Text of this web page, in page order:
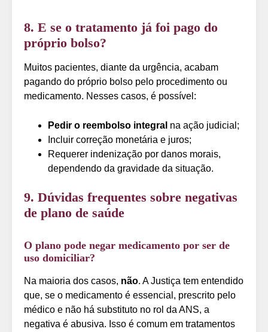
8. E se o tratamento já foi pago do
próprio bolso?
Muitos pacientes, diante da urgência, acabam
pagando do próprio bolso pelo procedimento ou
medicamento. Nesses casos, é possível:
Pedir o reembolso integral na ação judicial;
Incluir correção monetária e juros;
Requerer indenização por danos morais,
dependendo da gravidade da situação.
9. Dúvidas frequentes sobre negativas
de plano de saúde
O plano pode negar medicamento por ser de
uso domiciliar?
Na maioria dos casos, não. A Justiça tem entendido
que, se o medicamento é essencial, prescrito pelo
médico e não há substituto no rol da ANS, a
negativa é abusiva. Isso é comum em tratamentos